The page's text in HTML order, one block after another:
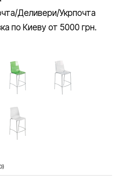
Деливери/Укрпочта
по Киеву от 5000 грн.